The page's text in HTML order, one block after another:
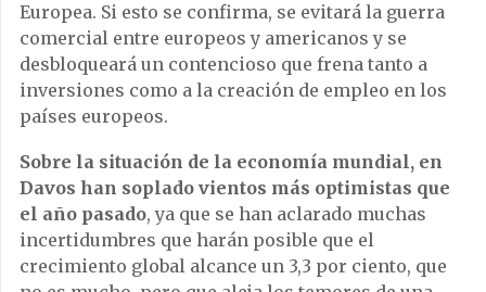
Europea. Si esto se confirma, se evitará la guerra
comercial entre europeos y americanos y se
desbloqueará un contencioso que frena tanto a
inversiones como a la creación de empleo en los
países europeos.
Sobre la situación de la economía mundial, en
Davos han soplado vientos más optimistas que
el año pasado, ya que se han aclarado muchas
incertidumbres que harán posible que el
crecimiento global alcance un 3,3 por ciento, que